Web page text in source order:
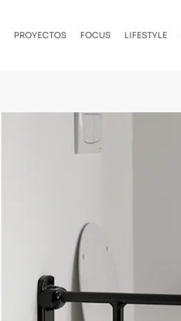
PROYECTOS FOCUS LIFESTYLE